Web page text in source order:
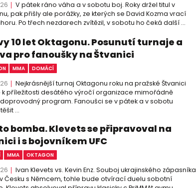
V pátek ráno váha a v sobotu boj. Roky držel titul v
pak přišly ale porážky, ze kterých se David Kozma vrací
Po třech nezdarech zvítězil, v sobotu ho čeká další ...
10 let Oktagonu. Posunutí turnaje a
pro fanoušky na Štvanici
MMA DOMÁCÍ
Nejkrásnější turnaj Oktagonu roku na pražské Štvanici
k příležitosti desátého výročí organizace mimořádně
program. Fanoušci se v pátek a v sobotu
...
bomba. Klevets se připravoval na
i s bojovníkem UFC
MMA OKTAGON
Ivan Klevets vs. Kevin Enz. Souboj ukrajinského zápasníka
Česku s Němcem, tohle bude otvírací duelu sobotní